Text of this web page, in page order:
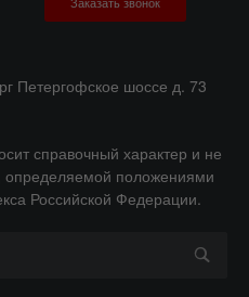
Петергофское шоссе д. 73
справочный характер и не
определяемой положениями
Российской Федерации.